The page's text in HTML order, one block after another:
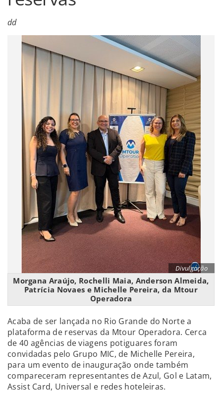
dd
Divulgação
Morgana Araújo, Rochelli Maia, Anderson Almeida,
Patrícia Novaes e Michelle Pereira, da Mtour
Operadora
Acaba de ser lançada no Rio Grande do Norte a
plataforma de reservas da Mtour Operadora. Cerca
de 40 agências de viagens potiguares foram
convidadas pelo Grupo MIC, de Michelle Pereira,
para um evento de inauguração onde também
compareceram representantes de Azul, Gol e Latam,
Assist Card, Universal e redes hoteleiras.